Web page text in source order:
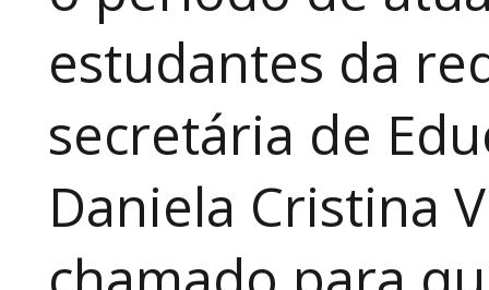
estudantes da
secretária de
Daniela Cristina